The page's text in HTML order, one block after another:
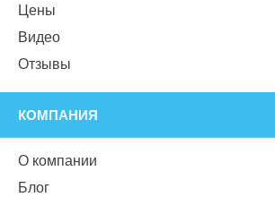
Цены
Видео
Отзывы
КОМПАНИЯ
О компании
Блог